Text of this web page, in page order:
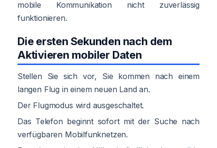
mobile Kommunikation nicht zuverlässig
funktionieren.
Die ersten Sekunden nach dem
Aktivieren mobiler Daten
Stellen Sie sich vor, Sie kommen nach einem
langen Flug in einem neuen Land an.
Der Flugmodus wird ausgeschaltet.
Das Telefon beginnt sofort mit der Suche nach
verfügbaren Mobilfunknetzen.